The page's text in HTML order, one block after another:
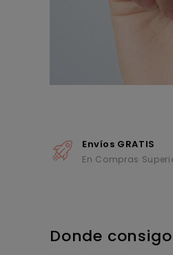
Envíos GRATIS
En Compras
Donde